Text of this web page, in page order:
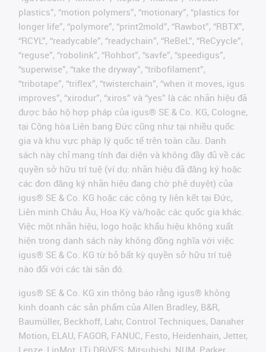
plastics”, “motion polymers”, “motionary”, “plastics for
longer life”, “polymore”, “print2mold”, “Rawbot”, “RBTX”,
“RCYL”, “readycable”, “readychain”, “ReBeL”, “ReCyycle”,
“reguse”, “robolink”, “Rohbot”, “savfe”, “speedigus”,
“superwise”, “take the dryway”, “tribofilament”,
“tribotape”, “triflex”, “twisterchain”, “when it moves, igus
improves”, “xirodur”, “xiros” và “yes” là các nhãn hiệu đã
được bảo hộ hợp pháp của igus® SE & Co. KG, Cologne,
tại Cộng hòa Liên bang Đức cũng như tại nhiều quốc
gia và khu vực pháp lý quốc tế trên toàn cầu. Danh
sách này chỉ mang tính đại diện và không đầy đủ về các
quyền sở hữu trí tuệ (ví dụ: nhãn hiệu đã đăng ký hoặc
các đơn đăng ký nhãn hiệu đang chờ phê duyệt) của
igus® SE & Co. KG hoặc các công ty liên kết tại Đức,
Liên minh Châu Âu, Hoa Kỳ và/hoặc các quốc gia khác.
Việc một nhãn hiệu, logo hoặc khẩu hiệu không xuất
hiện trong danh sách này không đồng nghĩa với việc
igus® SE & Co. KG từ bỏ bất kỳ quyền sở hữu trí tuệ
nào đối với các tài sản đó.
igus® SE & Co. KG xin thông báo rằng igus® không
kinh doanh các sản phẩm của Allen Bradley, B&R,
Baumüller, Beckhoff, Lahr, Control Techniques, Danaher
Motion, ELAU, FAGOR, FANUC, Festo, Heidenhain, Jetter,
Lenze, LinMot, LTi DRiVES, Mitsubishi, NUM, Parker,